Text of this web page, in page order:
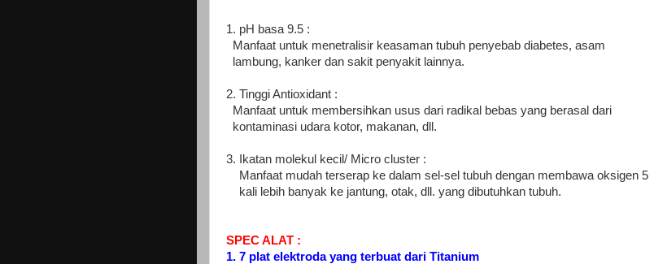
1. pH basa 9.5 :
Manfaat untuk menetralisir keasaman tubuh penyebab diabetes, asam
lambung, kanker dan sakit penyakit lainnya.
2. Tinggi Antioxidant :
Manfaat untuk membersihkan usus dari radikal bebas yang berasal dari
kontaminasi udara kotor, makanan, dll.
3. Ikatan molekul kecil/ Micro cluster :
Manfaat mudah terserap ke dalam sel-sel tubuh dengan membawa oksigen 5
kali lebih banyak ke jantung, otak, dll. yang dibutuhkan tubuh.
SPEC ALAT :
1. 7 plat elektroda yang terbuat dari Titanium